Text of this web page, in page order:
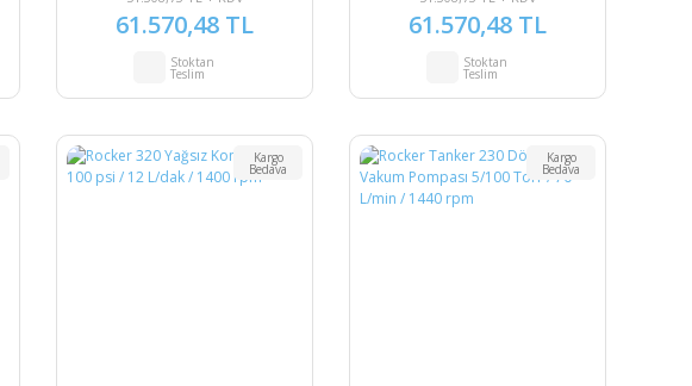
61.570,48 TL
Stoktan
Teslim
61.570,48 TL
Stoktan
Teslim
Kargo
Bedava
Kargo
Bedava